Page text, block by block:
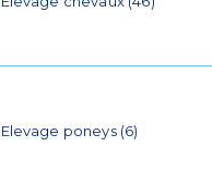
Elevage poneys (6)